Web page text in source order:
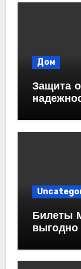
Дом
Защита
Билеты
выгодно